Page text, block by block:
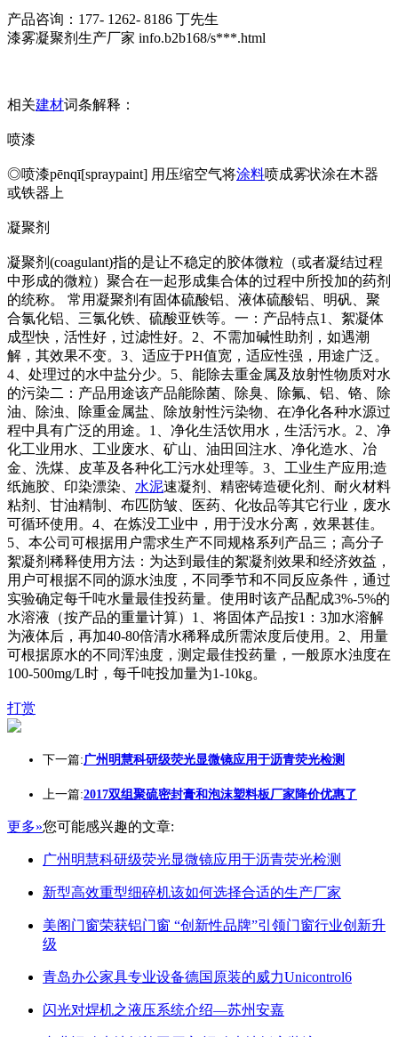
产品咨询：177- 1262- 8186 丁先生
漆雾凝聚剂生产厂家 info.b2b168/s***.html
相关建材词条解释：
喷漆
◎喷漆pēnqī[spraypaint] 用压缩空气将涂料喷成雾状涂在木器
或铁器上
凝聚剂
凝聚剂(coagulant)指的是让不稳定的胶体微粒（或者凝结过程
中形成的微粒）聚合在一起形成集合体的过程中所投加的药剂
的统称。 常用凝聚剂有固体硫酸铝、液体硫酸铝、明矾、聚
合氯化铝、三氯化铁、硫酸亚铁等。一：产品特点1、絮凝体
成型快，活性好，过滤性好。2、不需加碱性助剂，如遇潮
解，其效果不变。3、适应于PH值宽，适应性强，用途广泛。
4、处理过的水中盐分少。5、能除去重金属及放射性物质对水
的污染二：产品用途该产品能除菌、除臭、除氟、铝、铬、除
油、除浊、除重金属盐、除放射性污染物、在净化各种水源过
程中具有广泛的用途。1、净化生活饮用水，生活污水。2、净
化工业用水、工业废水、矿山、油田回注水、净化造水、冶
金、洗煤、皮革及各种化工污水处理等。3、工业生产应用;造
纸施胶、印染漂染、 水泥速凝剂、精密铸造硬化剂、耐火材料
粘剂、甘油精制、布匹防皱、医药、化妆品等其它行业，废水
可循环使用。4、在炼没工业中，用于没水分离，效果甚佳。
5、本公司可根据用户需求生产不同规格系列产品三；高分子
絮凝剂稀释使用方法：为达到最佳的絮凝剂效果和经济效益，
用户可根据不同的源水浊度，不同季节和不同反应条件，通过
实验确定每千吨水量最佳投药量。使用时该产品配成3%-5%的
水溶液（按产品的重量计算）1、将固体产品按1：3加水溶解
为液体后，再加40-80倍清水稀释成所需浓度后使用。2、用量
可根据原水的不同浑浊度，测定最佳投药量，一般原水浊度在
100-500mg/L时，每千吨投加量为1-10kg。
打赏
下一篇:广州明慧科研级荧光显微镜应用于沥青荧光检测
上一篇:2017双组聚硫密封膏和泡沫塑料板厂家降价优惠了
更多»您可能感兴趣的文章:
广州明慧科研级荧光显微镜应用于沥青荧光检测
新型高效重型细碎机该如何选择合适的生产厂家
美阁门窗荣获铝门窗 “创新性品牌”引领门窗行业创新升
级
青岛办公家具专业设备德国原装的威力Unicontrol6
闪光对焊机之液压系统介绍—苏州安嘉